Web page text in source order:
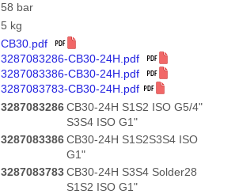
58 bar
5 kg
CB30.pdf
3287083286-CB30-24H.pdf
3287083386-CB30-24H.pdf
3287083783-CB30-24H.pdf
3287083286 CB30-24H S1S2 ISO G5/4"
S3S4 ISO G1"
3287083386 CB30-24H S1S2S3S4 ISO
G1"
3287083783 CB30-24H S3S4 Solder28
S1S2 ISO G1"